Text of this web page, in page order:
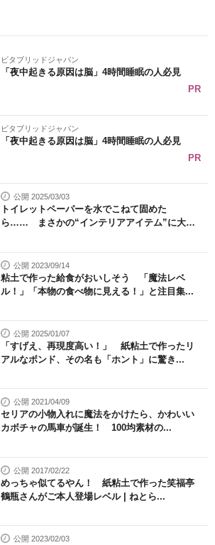
ビタブリッドジャパン
「夜中起きる原因は脳」4時間睡眠の人必見
PR
ビタブリッドジャパン
「夜中起きる原因は脳」4時間睡眠の人必見
PR
公開 2025/03/03
トイレットペーパーを水でこねて固めた
ら…… まさかの“インテリアアイテム”に大
公開 2023/09/14
粘土で作った給食がおいしそう 「魔法レベ
ル！」「本物の食べ物に見える！」と注目集...
公開 2025/01/07
「すげえ、再現度高い！」 紙粘土で作ったリ
アルなボンド、その名も「ホント」に驚き...
公開 2021/04/09
セリアの小物入れに魔法をかけたら、かわいい
カボチャの馬車が誕生！ 100均素材の...
公開 2017/02/22
めっちゃ似てるやん！ 紙粘土で作った笑福亭
鶴瓶さんがご本人登場レベル | ねとら...
公開 2023/02/03